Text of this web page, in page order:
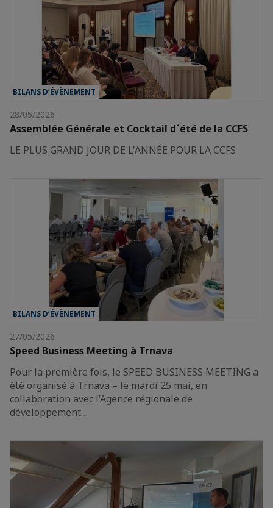
BILANS D’ÉVÈNEMENT
28/05/2026
Assemblée Générale et Cocktail d´été de la CCFS
LE PLUS GRAND JOUR DE L'ANNÉE POUR LA CCFS
BILANS D’ÉVÈNEMENT
27/05/2026
Speed Business Meeting à Trnava
Pour la première fois, le SPEED BUSINESS MEETING a
été organisé à Trnava – le mardi 25 mai, en
collaboration avec l’Agence régionale de
développement…